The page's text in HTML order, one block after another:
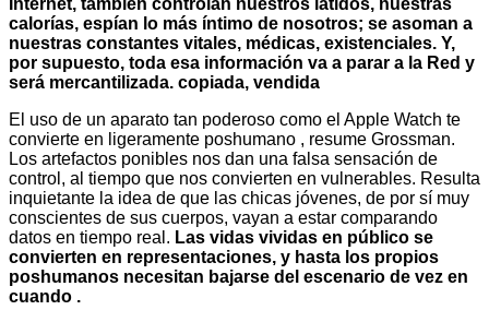
calorías, espían lo más íntimo de nosotros; se asoman a
nuestras constantes vitales, médicas, existenciales. Y,
por supuesto, toda esa información va a parar a la Red y
será mercantilizada. copiada, vendida
El uso de un aparato tan poderoso como el Apple Watch te
convierte en ligeramente poshumano , resume Grossman.
Los artefactos ponibles nos dan una falsa sensación de
control, al tiempo que nos convierten en vulnerables. Resulta
inquietante la idea de que las chicas jóvenes, de por sí muy
conscientes de sus cuerpos, vayan a estar comparando
datos en tiempo real. Las vidas vividas en público se
convierten en representaciones, y hasta los propios
poshumanos necesitan bajarse del escenario de vez en
cuando .